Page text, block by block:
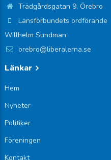
Trädgårdsgatan 9, Örebro
Länsförbundets ordförande
Willhelm Sundman
orebro@liberalerna.se
Länkar
Hem
Nyheter
Politiker
Föreningen
Kontakt